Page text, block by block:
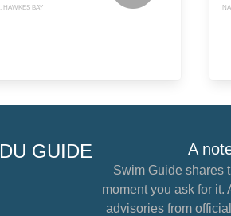
HAWKES BAY
GUIDE A
Swim Guide shares
moment you ask for
advisories from